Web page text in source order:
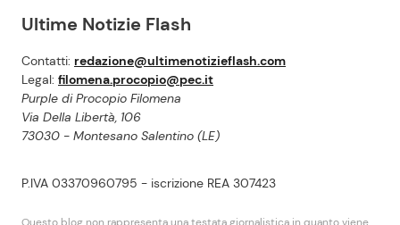
Ultime Notizie Flash
Contatti: redazione@ultimenotizieflash.com
Legal: filomena.procopio@pec.it
Purple di Procopio Filomena
Via Della Libertà, 106
73030 - Montesano Salentino (LE)
P.IVA 03370960795 - iscrizione REA 307423